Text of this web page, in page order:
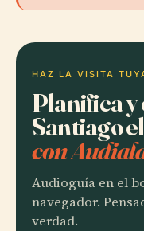
HAZ LA VISITA
Planifica y
Santiago
con
Audioguía en el
navegador.
verdad.